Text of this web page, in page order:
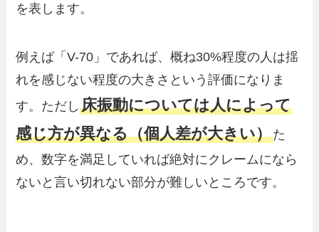
を表します。
例えば「V-70」であれば、概ね30%程度の人は揺
れを感じない程度の大きさという評価になりま
す。ただし床振動については人によって
感じ方が異なる（個人差が大きい）た
め、数字を満足していれば絶対にクレームになら
ないと言い切れない部分が難しいところです。